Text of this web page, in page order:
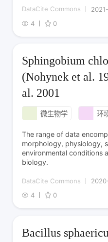
DataCite Commons
4
0
Sphingobium
(Nohynek et al.
al. 2001
微生物学 环
The range of data
morphology, physiology,
environmental conditions
biology.
DataCite Commons
4
0
Bacillus